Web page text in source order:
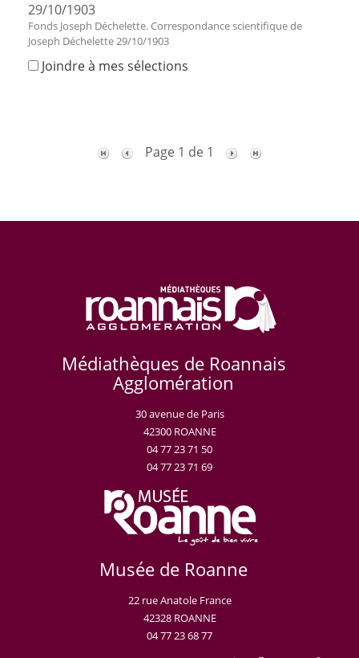
29/10/1903
Fonds Joseph Déchelette. Correspondance scientifique de
Joseph Déchelette 29/10/1903
Joindre à mes sélections
Page 1 de 1
Médiathèques de Roannais
Agglomération
30 avenue de Paris
42300 ROANNE
04 77 23 71 50
04 77 23 71 69
Musée de Roanne
22 rue Anatole France
42328 ROANNE
04 77 23 68 77